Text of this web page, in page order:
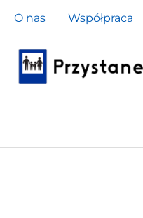
Przejdź
do
treści
O nas Współpraca